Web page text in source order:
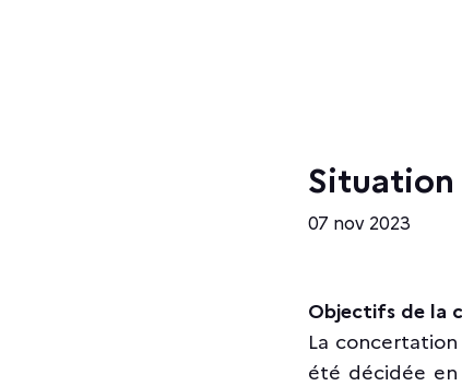
07 nov 2023
Objectifs de la
La
été décidée en